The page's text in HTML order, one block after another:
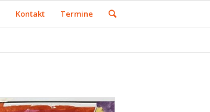
Kontakt Termine